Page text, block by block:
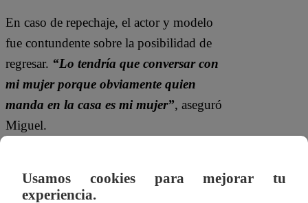
En caso de repechaje, el actor y modelo
fue contundente sobre la posibilidad de
regresar. “Lo tendría que conversar con
mi mujer porque obviamente quien
manda en la casa es mi mujer”, aseguró
Miguel.
Usamos cookies para mejorar tu
experiencia.